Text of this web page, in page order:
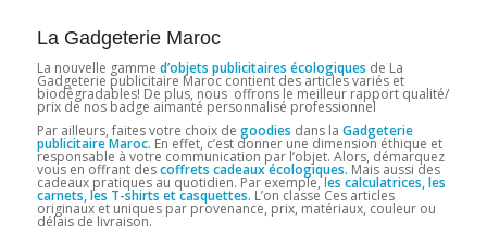
La Gadgeterie Maroc
La nouvelle gamme d’objets publicitaires écologiques de La
Gadgeterie publicitaire Maroc contient des articles variés et
biodégradables! De plus, nous offrons le meilleur rapport qualité/
prix de nos badge aimanté personnalisé professionnel
Par ailleurs, faites votre choix de goodies dans la Gadgeterie
publicitaire Maroc. En effet, c’est donner une dimension éthique et
responsable à votre communication par l’objet. Alors, démarquez
vous en offrant descoffrets cadeaux écologiques. Mais aussi des
cadeaux pratiques au quotidien. Par exemple, les calculatrices, les
carnets, les T-shirts et casquettes. L’on classe Ces articles
originaux et uniques par provenance, prix, matériaux, couleur ou
délais de livraison.